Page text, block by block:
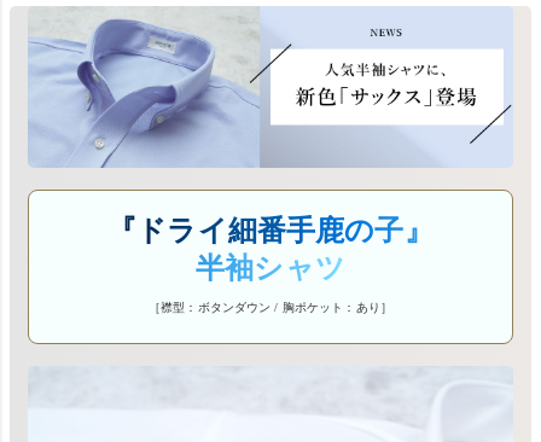
『ドライ細番手鹿の子』
半袖シャツ
［襟型：ボタンダウン / 胸ポケット：あり］